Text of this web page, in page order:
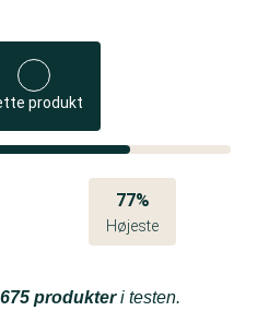
produkt
77%
Højeste
675 produkteri testen.